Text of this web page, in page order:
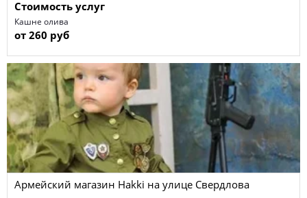
Стоимость услуг
Кашне олива
от 260 руб
Армейский магазин Hakki на улице Свердлова